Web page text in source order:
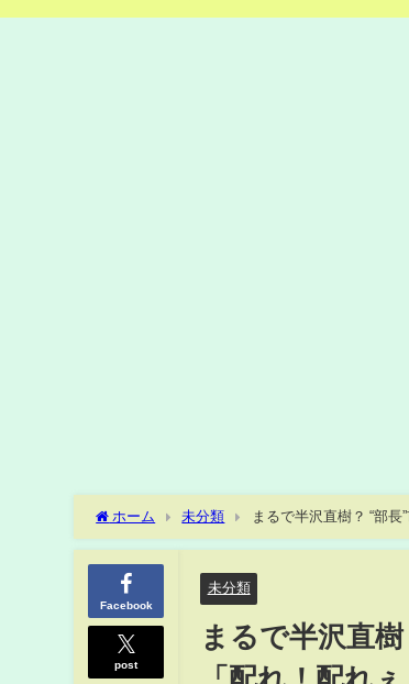
ホーム 未分類
まるで半沢直樹？ “部
RPG コトダマン』WEBCM＆メイキング
Facebook
post
未分類
まるで半沢直